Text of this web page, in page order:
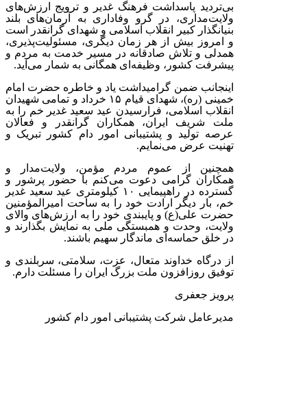
بی‌تردید پاسداشت فرهنگ غدیر و ترویج ارزش‌های
ولایت‌مداری، در گرو وفاداری به آرمان‌های بلند
بنیانگذار کبیر انقلاب اسلامی و شهدای گرانقدر است
و امروز بیش از هر زمان دیگری، مسئولیت‌پذیری،
همدلی و تلاش صادقانه در مسیر خدمت به مردم و
پیشرفت کشور، وظیفه‌ای همگانی به شمار می‌آید.
اینجانب ضمن گرامیداشت یاد و خاطره حضرت امام
خمینی (ره)، شهدای قیام ۱۵ خرداد و تمامی شهیدان
انقلاب اسلامی، فرارسیدن عید سعید غدیر خم را به
ملت شریف ایران، همکاران گرانقدر و فعالان
عرصه تولید و پشتیبانی امور دام کشور تبریک و
تهنیت عرض می‌نمایم.
همچنین از عموم مردم مؤمن، ولایت‌مدار و
همکاران گرامی دعوت می‌کنم با حضور پرشور و
گسترده در راهپیمایی ۱۰ کیلومتری عید سعید غدیر
خم، بار دیگر ارادت خود را به ساحت امیرالمؤمنین
حضرت علی(ع) و پایبندی خود را به ارزش‌های والای
ولایت، وحدت و همبستگی ملی به نمایش بگذارند و
در خلق حماسه‌ای ماندگار سهیم باشند.
از درگاه خداوند متعال، عزت، سلامتی، سربلندی و
توفیق روزافزون ملت بزرگ ایران را مسئلت دارم.
پرویز جعفری
مدیرعامل شرکت پشتیبانی امور دام کشور